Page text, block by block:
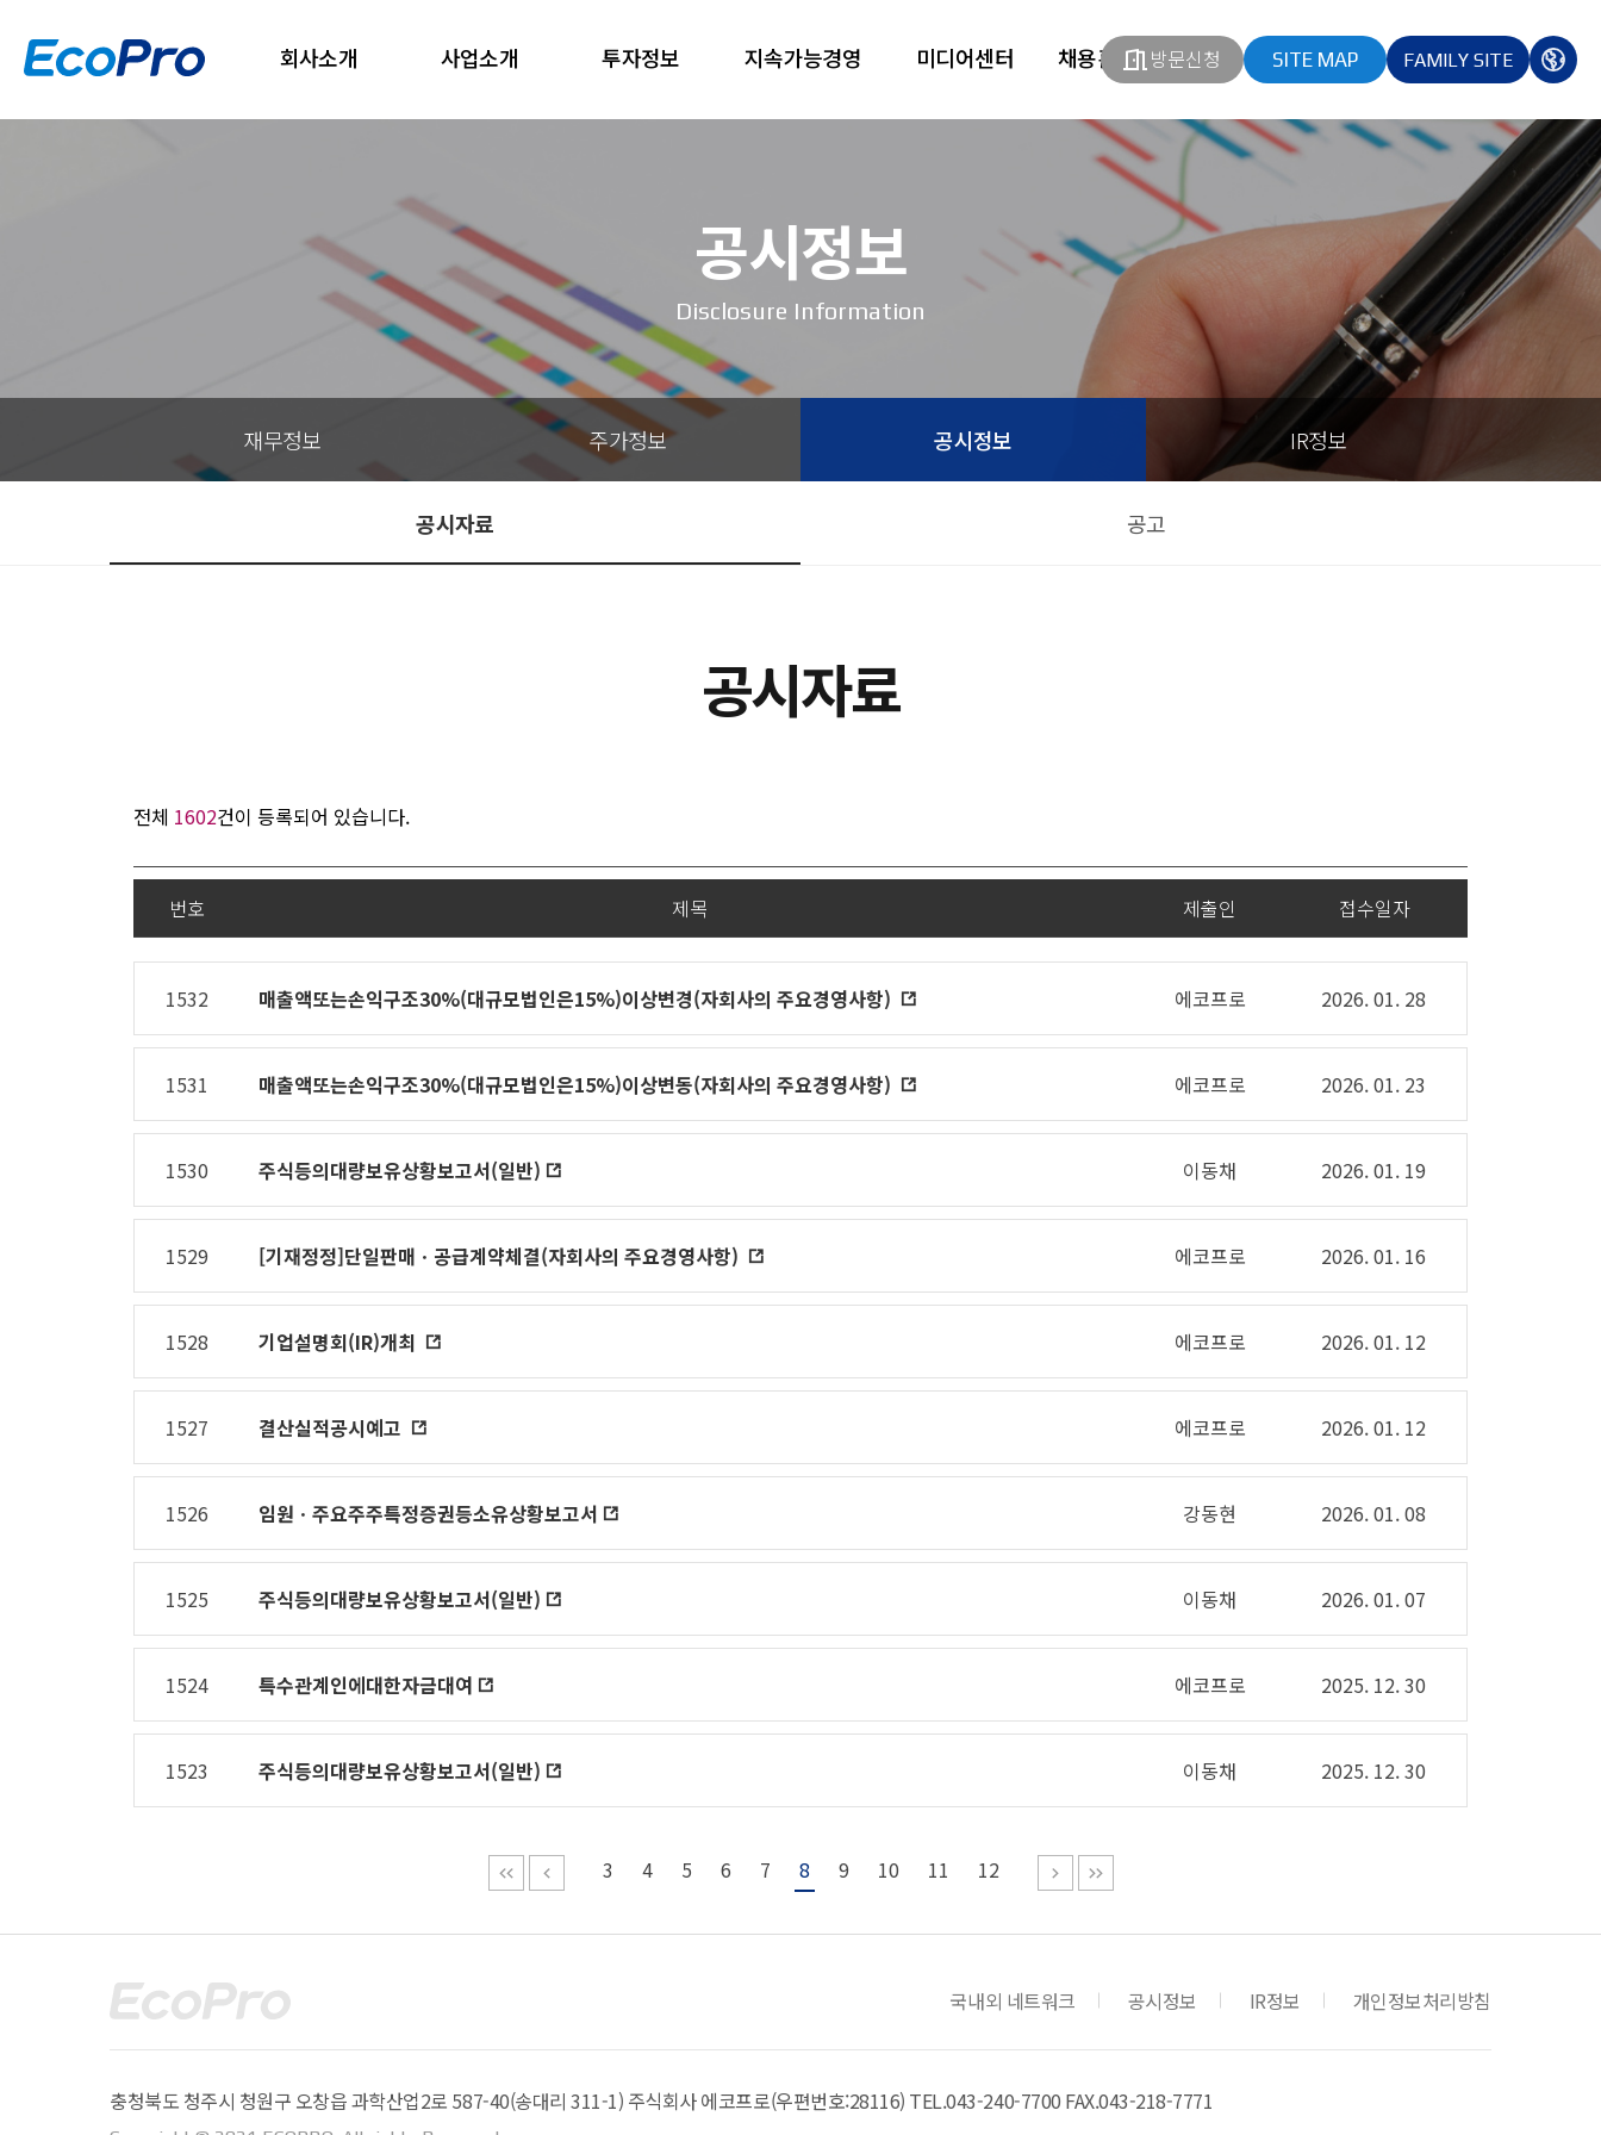
회사소개 사업소개 투자정보 지속가능경영 미디어센터 채용홈페이지방문신청 SITE MAP
열기 FAMILY SITE
열기
다국
공시정보
Disclosure Information
재무정보 주가정보 공시정보 IR정보
공시자료 공고
공시자료
전체 1602건이 등록되어 있습니다.
번호,
제목,
접수일자
제공표
번호 제목 제출인 접수일자
1532 매출액또는손익구조30%(대규모법인은15%)이상변경(자회사의 주요경영사항) 에코프로 2026. 01. 28
1531 매출액또는손익구조30%(대규모법인은15%)이상변동(자회사의 주요경영사항) 에코프로 2026. 01. 23
1530 주식등의대량보유상황보고서(일반) 이동채 2026. 01. 19
1529 [기재정정]단일판매ㆍ공급계약체결(자회사의 주요경영사항) 에코프로 2026. 01. 16
1528 기업설명회(IR)개최 에코프로 2026. 01. 12
1527 결산실적공시예고 에코프로 2026. 01. 12
1526 임원ㆍ주요주주특정증권등소유상황보고서 강동현 2026. 01. 08
1525 주식등의대량보유상황보고서(일반) 이동채 2026. 01. 07
1524 특수관계인에대한자금대여 에코프로 2025. 12. 30
1523 주식등의대량보유상황보고서(일반) 이동채 2025. 12. 30
3 4 5 6 7 8 9 10 11 12
국내외 네트워크 공시정보 IR정보 개인정보처리방침
충청북도 청주시 청원구 오창읍 과학산업2로 587-40(송대리 311-1) 주식회사 에코프로(우편번호:28116) TEL.043-240-7700 FAX.043-218-7771